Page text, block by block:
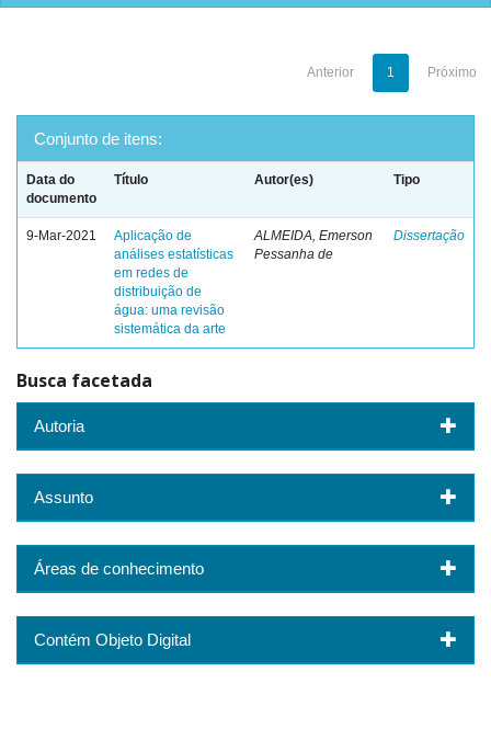
Anterior 1 Próximo
Conjunto de itens:
Data do
documento
Título Autor(es) Tipo
9-Mar-2021
Aplicação de
análises estatísticas
em redes de
distribuição de
água: uma revisão
sistemática da arte
ALMEIDA, Emerson
Pessanha de
Dissertação
Busca facetada
Autoria
Assunto
Áreas de conhecimento
Contém Objeto Digital